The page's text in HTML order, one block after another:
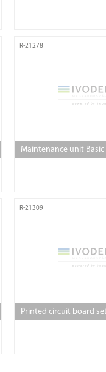
R-21278
Maintenance unit Basic
R-21309
Printed circuit board